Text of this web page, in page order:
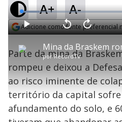
A+ A-
Adicione como fonte preferencial
P
l
a
por RecordTV
P V
l
t
a
r
0
e
g
n
d
A
n
ç
a
1
u
n
o
s
L
o
a
d
e
1
.
3
6
Parte da mina da
rompeu e deixou a
ao risco iminente de
território da capital
afundamento do solo, e